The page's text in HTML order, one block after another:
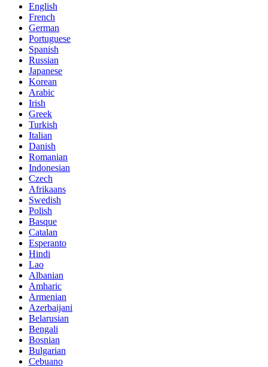
English
French
German
Portuguese
Spanish
Russian
Japanese
Korean
Arabic
Irish
Greek
Turkish
Italian
Danish
Romanian
Indonesian
Czech
Afrikaans
Swedish
Polish
Basque
Catalan
Esperanto
Hindi
Lao
Albanian
Amharic
Armenian
Azerbaijani
Belarusian
Bengali
Bosnian
Bulgarian
Cebuano